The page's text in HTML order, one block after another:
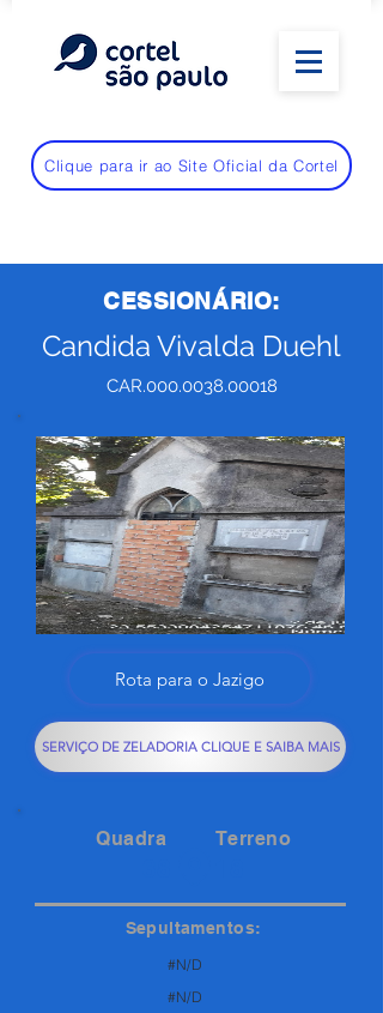
Clique para ir ao Site Oficial da Cortel
CESSIONÁRIO:
Candida Vivalda Duehl
CAR.000.0038.00018
Rota para o Jazigo
SERVIÇO DE ZELADORIA CLIQUE E SAIBA MAIS
Quadra Terreno
Sepultamentos:
#N/D
#N/D